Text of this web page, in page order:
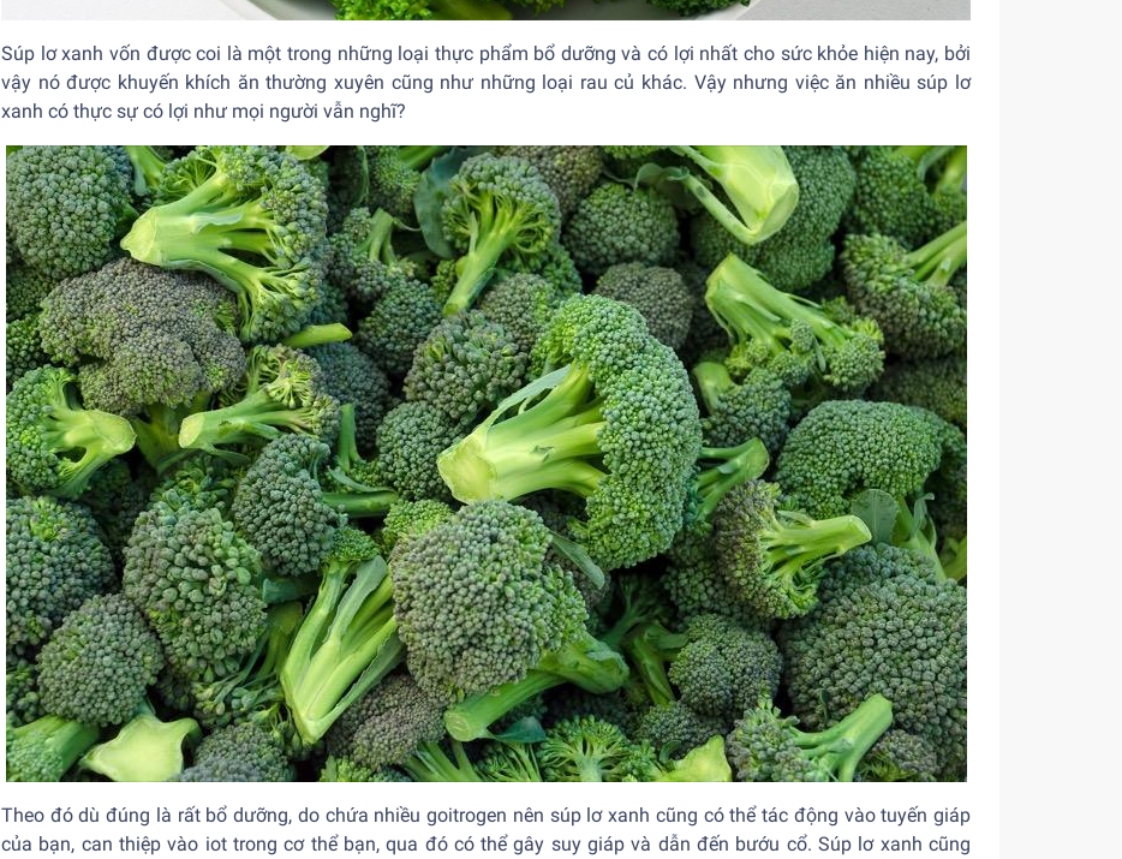
Súp lơ xanh vốn được coi là một trong những loại thực phẩm bổ dưỡng và có lợi nhất cho sức khỏe hiện nay, bởi
vậy nó được khuyến khích ăn thường xuyên cũng như những loại rau củ khác. Vậy nhưng việc ăn nhiều súp lơ
xanh có thực sự có lợi như mọi người vẫn nghĩ?
Theo đó dù đúng là rất bổ dưỡng, do chứa nhiều goitrogen nên súp lơ xanh cũng có thể tác động vào tuyến giáp
của bạn, can thiệp vào iot trong cơ thể bạn, qua đó có thể gây suy giáp và dẫn đến bướu cổ. Súp lơ xanh cũng